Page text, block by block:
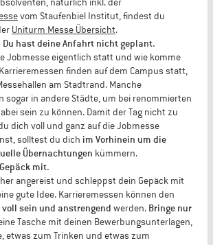
vom Staufenbiel Institut, findest du
Uniturm Messe Übersicht.
Du hast deine Anfahrt nicht geplant.
Jobmesse eigentlich statt und wie komme
finden auf dem Campus statt,
am Stadtrand. Manche
sogar in andere Städte, um bei renommierten
sein zu können. Damit der Tag nicht zu
dich voll und ganz auf die Jobmesse
solltest du dich im Vorhinein um die
Übernachtungen kümmern.
mit.
angereist und schleppst dein Gepäck mit
gute Idee. Karrieremessen können den
voll sein und anstrengend werden. Bringe nur
Tasche mit deinen Bewerbungsunterlagen,
etwas zum Trinken und etwas zum